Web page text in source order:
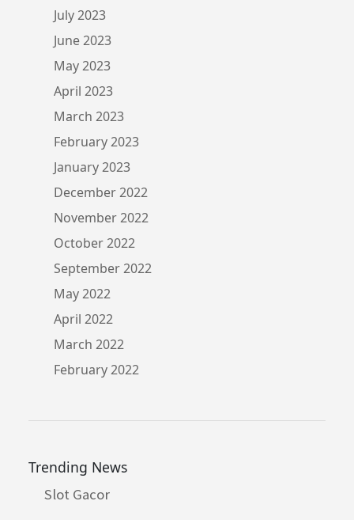
July 2023
June 2023
May 2023
April 2023
March 2023
February 2023
January 2023
December 2022
November 2022
October 2022
September 2022
May 2022
April 2022
March 2022
February 2022
Trending News
Slot Gacor